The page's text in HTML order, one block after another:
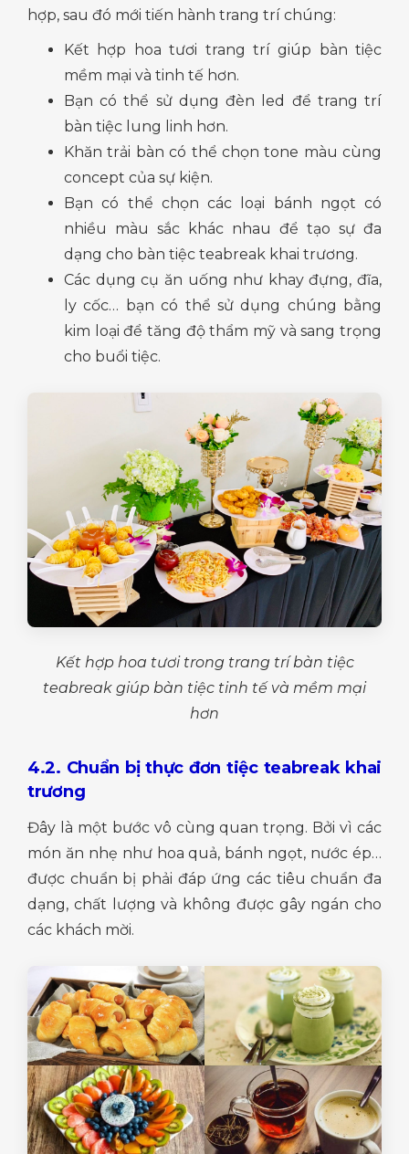
hợp, sau đó mới tiến hành trang trí chúng:
Kết hợp hoa tươi trang trí giúp bàn tiệc
mềm mại và tinh tế hơn.
Bạn có thể sử dụng đèn led để trang trí
bàn tiệc lung linh hơn.
Khăn trải bàn có thể chọn tone màu cùng
concept của sự kiện.
Bạn có thể chọn các loại bánh ngọt có
nhiều màu sắc khác nhau để tạo sự đa
dạng cho bàn tiệc teabreak khai trương.
Các dụng cụ ăn uống như khay đựng, đĩa,
ly cốc… bạn có thể sử dụng chúng bằng
kim loại để tăng độ thẩm mỹ và sang trọng
cho buổi tiệc.
Kết hợp hoa tươi trong trang trí bàn tiệc
teabreak giúp bàn tiệc tinh tế và mềm mại
hơn
4.2. Chuẩn bị thực đơn tiệc teabreak khai
trương
Đây là một bước vô cùng quan trọng. Bởi vì các
món ăn nhẹ như hoa quả, bánh ngọt, nước ép…
được chuẩn bị phải đáp ứng các tiêu chuẩn đa
dạng, chất lượng và không được gây ngán cho
các khách mời.